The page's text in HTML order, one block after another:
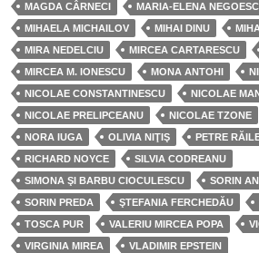
MAGDA CÂRNECI
MARIA-ELENA
MIHAELA MICHAILOV
MIHAI DINU
MIRA NEDELCIU
MIRCEA CARTARESCU
MIRCEA M. IONESCU
MONA ANTOHI
NICOLAE CONSTANTINESCU
NICOLAE
NICOLAE PRELIPCEANU
NICOLAE TZONE
NORA IUGA
OLIVIA NIŢIŞ PETRE
RICHARD NOYCE
SILVIA CODREANU
SIMONA ŞI BARBU CIOCULESCU
SORIN
SORIN PREDA
ŞTEFANIA FERCHEDĂU
TOSCA PUR
VALERIU MIRCEA POPA
VIRGINIA MIREA
VLADIMIR EPSTEIN